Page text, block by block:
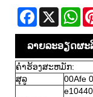
Facebook
X
ລາຍ​ລະ​ອຽດ​ຜະ​
ຄໍາຮ້ອງສະຫມັກ:
ສຸລູ
00Afe